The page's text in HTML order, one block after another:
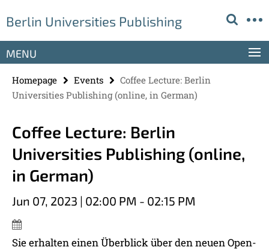
direkt
Inhalt
Berlin Universities Publishing
Service
MENU
Homepage Events
Coffee Lecture: Berlin
Universities Publishing (online, in German)
Coffee Lecture: Berlin
Universities Publishing (online,
in German)
Jun 07, 2023 | 02:00 PM - 02:15 PM
Sie erhalten einen Überblick über den neuen Open-